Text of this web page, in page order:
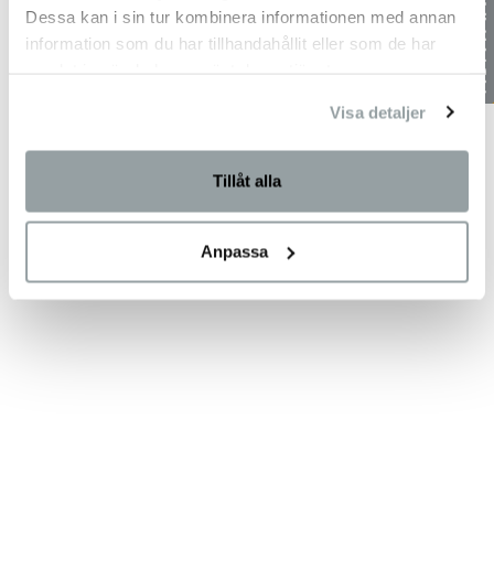
Dessa kan i sin tur kombinera informationen med annan
information som du har tillhandahållit eller som de har
Visa detaljer
Tillåt alla
Anpassa